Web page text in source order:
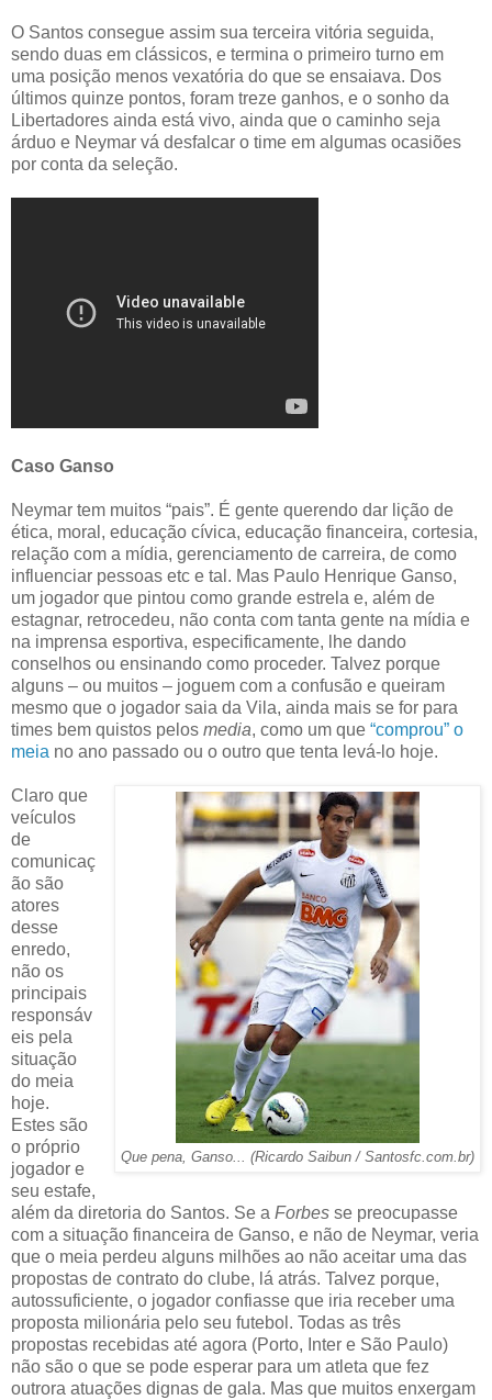
O Santos consegue assim sua terceira vitória seguida,
sendo duas em clássicos, e termina o primeiro turno em
uma posição menos vexatória do que se ensaiava. Dos
últimos quinze pontos, foram treze ganhos, e o sonho da
Libertadores ainda está vivo, ainda que o caminho seja
árduo e Neymar vá desfalcar o time em algumas ocasiões
por conta da seleção.
Caso Ganso
Neymar tem muitos “pais”. É gente querendo dar lição de
ética, moral, educação cívica, educação financeira, cortesia,
relação com a mídia, gerenciamento de carreira, de como
influenciar pessoas etc e tal. Mas Paulo Henrique Ganso,
um jogador que pintou como grande estrela e, além de
estagnar, retrocedeu, não conta com tanta gente na mídia e
na imprensa esportiva, especificamente, lhe dando
conselhos ou ensinando como proceder. Talvez porque
alguns – ou muitos – joguem com a confusão e queiram
mesmo que o jogador saia da Vila, ainda mais se for para
times bem quistos pelos media, como um que “comprou” o
meia no ano passado ou o outro que tenta levá-lo hoje.
Que pena, Ganso... (Ricardo Saibun / Santosfc.com.br)
Claro que
veículos
de
comunicaç
ão são
atores
desse
enredo,
não os
principais
responsáv
eis pela
situação
do meia
hoje.
Estes são
o próprio
jogador e
seu estafe,
além da diretoria do Santos. Se a Forbes se preocupasse
com a situação financeira de Ganso, e não de Neymar, veria
que o meia perdeu alguns milhões ao não aceitar uma das
propostas de contrato do clube, lá atrás. Talvez porque,
autossuficiente, o jogador confiasse que iria receber uma
proposta milionária pelo seu futebol. Todas as três
propostas recebidas até agora (Porto, Inter e São Paulo)
não são o que se pode esperar para um atleta que fez
outrora atuações dignas de gala. Mas que muitos enxergam